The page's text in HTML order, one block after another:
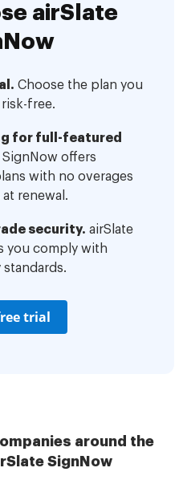
airSlate
Choose the plan you
free.
for full-featured
SignNow offers
with no overages
renewal.
security. airSlate
you comply with
trial
around the
SignNow